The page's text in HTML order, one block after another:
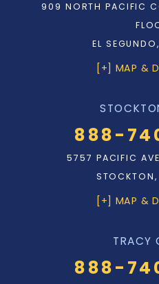
909 NORTH PACIFIC
EL
[+] MAP &
888-
5757 PACIFIC
[+] MAP &
TRACY
888-